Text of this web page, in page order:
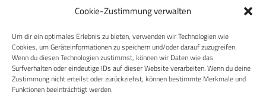
Cookie-Zustimmung verwalten
Um dir ein optimales Erlebnis zu bieten, verwenden wir Technologien wie
Cookies, um Geräteinformationen zu speichern und/oder darauf zuzugreifen.
Wenn du diesen Technologien zustimmst, können wir Daten wie das
Surfverhalten oder eindeutige IDs auf dieser Website verarbeiten. Wenn du deine
Zustimmung nicht erteilst oder zurückziehst, können bestimmte Merkmale und
Funktionen beeinträchtigt werden.
RECHTLICHES
Datenschutzerklärung
Cookie-Richtlinie (EU)